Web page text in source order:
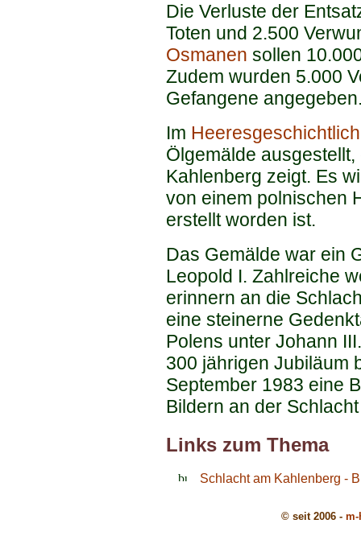
Die Verluste der
Toten und 2.500
Osmanen sollen
Zudem wurden 5.000
Gefangene
Im
Ölgemälde
Kahlenberg zeigt. Es
von einem polnischen
erstellt worden ist.
Das Gemälde war ein
Leopold I. Zahlreiche
erinnern an die
eine steinerne
Polens unter Johann
300 jährigen Jubiläum
September 1983 eine
Bildern an der
Links zum Thema
Schlacht am Kahlenberg -
© seit 2006 - m-